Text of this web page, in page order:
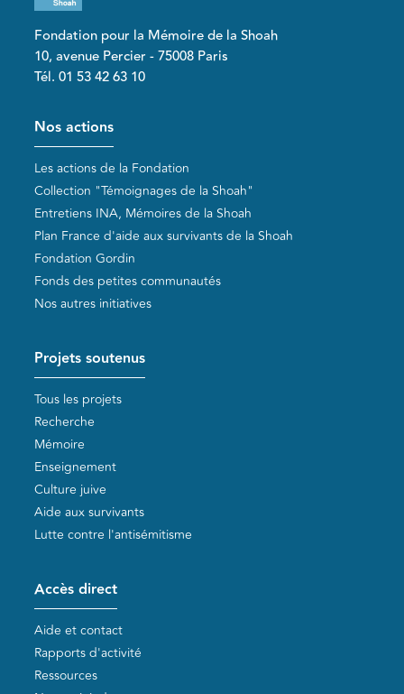
Fondation pour la Mémoire de la Shoah
10, avenue Percier - 75008 Paris
Tél. 01 53 42 63 10
Pied de page
Nos actions
Les actions de la Fondation
Collection "Témoignages de la Shoah"
Entretiens INA, Mémoires de la Shoah
Plan France d'aide aux survivants de la Shoah
Fondation Gordin
Fonds des petites communautés
Nos autres initiatives
Projets soutenus
Tous les projets
Recherche
Mémoire
Enseignement
Culture juive
Aide aux survivants
Lutte contre l'antisémitisme
Accès direct
Aide et contact
Rapports d'activité
Ressources